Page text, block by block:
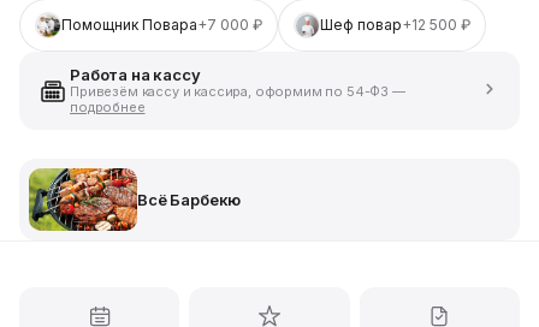
Помощник Повара+7 000 ₽ Шеф повар+12 500 ₽
Работа на кассу
Привезём кассу и кассира, оформим по 54-ФЗ —
подробнее
Всё Барбекю